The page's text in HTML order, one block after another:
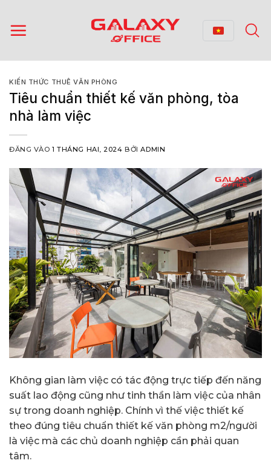
qua
nội
KIẾN THỨC THUÊ VĂN PHÒNG
Tiêu chuẩn thiết kế văn phòng, tòa
nhà làm việc
ĐĂNG VÀO1 THÁNG HAI, 2024 BỞIADMIN
Không gian làm việc có tác động trực tiếp đến năng
suất lao động cũng như tinh thần làm việc của nhân
sự trong doanh nghiệp. Chính vì thế việc thiết kế
theo đúng tiêu chuẩn thiết kế văn phòng m2/người
là việc mà các chủ doanh nghiệp cần phải quan
tâm.